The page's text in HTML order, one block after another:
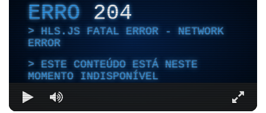
ERRO204
HLS.JS FATAL ERROR - NETWORK
ERROR
ESTE CONTEÚDO ESTÁ NESTE
MOMENTO INDISPONÍVEL